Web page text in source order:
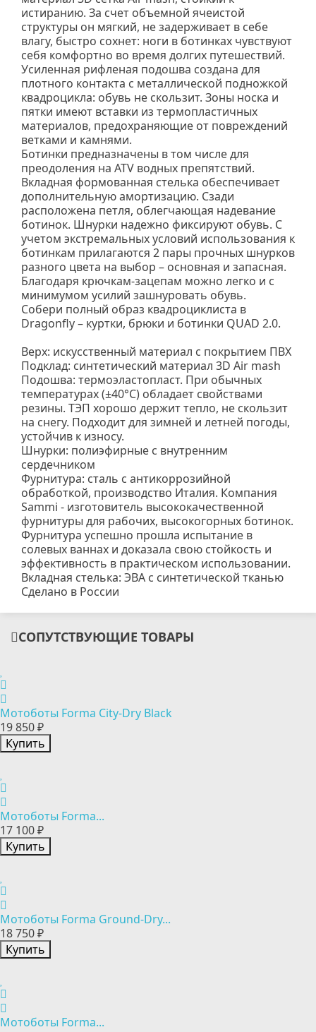
истиранию. За счет объемной ячеистой
структуры он мягкий, не задерживает в себе
влагу, быстро сохнет: ноги в ботинках чувствуют
себя комфортно во время долгих путешествий.
Усиленная рифленая подошва создана для
плотного контакта с металлической подножкой
квадроцикла: обувь не скользит. Зоны носка и
пятки имеют вставки из термопластичных
материалов, предохраняющие от повреждений
ветками и камнями.
Ботинки предназначены в том числе для
преодоления на ATV водных препятствий.
Вкладная формованная стелька обеспечивает
дополнительную амортизацию. Сзади
расположена петля, облегчающая надевание
ботинок. Шнурки надежно фиксируют обувь. С
учетом экстремальных условий использования к
ботинкам прилагаются 2 пары прочных шнурков
разного цвета на выбор – основная и запасная.
Благодаря крючкам-зацепам можно легко и с
минимумом усилий зашнуровать обувь.
Собери полный образ квадроциклиста в
Dragonfly – куртки, брюки и ботинки QUAD 2.0.
Верх: искусственный материал с покрытием ПВХ
Подклад: синтетический материал 3D Air mash
Подошва: термоэластопласт. При обычных
температурах (±40°С) обладает свойствами
резины. ТЭП хорошо держит тепло, не скользит
на снегу. Подходит для зимней и летней погоды,
устойчив к износу.
Шнурки: полиэфирные с внутренним
сердечником
Фурнитура: сталь с антикоррозийной
обработкой, производство Италия. Компания
Sammi - изготовитель высококачественной
фурнитуры для рабочих, высокогорных ботинок.
Фурнитура успешно прошла испытание в
солевых ваннах и доказала свою стойкость и
эффективность в практическом использовании.
Вкладная стелька: ЭВА с синтетической тканью
Сделано в России
СОПУТСТВУЮЩИЕ ТОВАРЫ
Мотоботы Forma City-Dry Black
19 850 ₽
Купить
Мотоботы Forma...
17 100 ₽
Купить
Мотоботы Forma Ground-Dry...
18 750 ₽
Купить
Мотоботы Forma...